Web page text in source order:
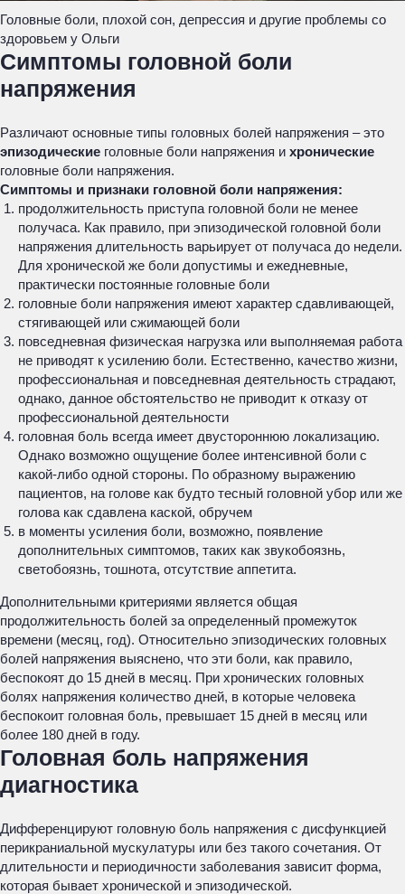
Головные боли, плохой сон, депрессия и другие проблемы со
здоровьем у Ольги
Симптомы головной боли
напряжения
Различают основные типы головных болей напряжения – это
эпизодические головные боли напряжения и хронические
головные боли напряжения.
Симптомы и признаки головной боли напряжения:
продолжительность приступа головной боли не менее
получаса. Как правило, при эпизодической головной боли
напряжения длительность варьирует от получаса до недели.
Для хронической же боли допустимы и ежедневные,
практически постоянные головные боли
головные боли напряжения имеют характер сдавливающей,
стягивающей или сжимающей боли
повседневная физическая нагрузка или выполняемая работа
не приводят к усилению боли. Естественно, качество жизни,
профессиональная и повседневная деятельность страдают,
однако, данное обстоятельство не приводит к отказу от
профессиональной деятельности
головная боль всегда имеет двустороннюю локализацию.
Однако возможно ощущение более интенсивной боли с
какой-либо одной стороны. По образному выражению
пациентов, на голове как будто тесный головной убор или же
голова как сдавлена каской, обручем
в моменты усиления боли, возможно, появление
дополнительных симптомов, таких как звукобоязнь,
светобоязнь, тошнота, отсутствие аппетита.
Дополнительными критериями является общая
продолжительность болей за определенный промежуток
времени (месяц, год). Относительно эпизодических головных
болей напряжения выяснено, что эти боли, как правило,
беспокоят до 15 дней в месяц. При хронических головных
болях напряжения количество дней, в которые человека
беспокоит головная боль, превышает 15 дней в месяц или
более 180 дней в году.
Головная боль напряжения
диагностика
Дифференцируют головную боль напряжения с дисфункцией
перикраниальной мускулатуры или без такого сочетания. От
длительности и периодичности заболевания зависит форма,
которая бывает хронической и эпизодической.